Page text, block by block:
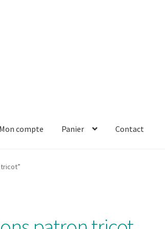
Mon compte Panier Contact
Solde de la carte-cadeau